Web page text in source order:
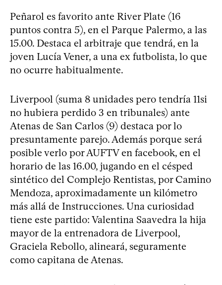
Peñarol es favorito ante River Plate (16
puntos contra 5), en el Parque Palermo, a las
15.00. Destaca el arbitraje que tendrá, en la
joven Lucía Vener, a una ex futbolista, lo que
no ocurre habitualmente.
Liverpool (suma 8 unidades pero tendría 11si
no hubiera perdido 3 en tribunales) ante
Atenas de San Carlos (9) destaca por lo
presuntamente parejo. Además porque será
posible verlo por AUFTV en facebook, en el
horario de las 16.00, jugando en el césped
sintético del Complejo Rentistas, por Camino
Mendoza, aproximadamente un kilómetro
más allá de Instrucciones. Una curiosidad
tiene este partido: Valentina Saavedra la hija
mayor de la entrenadora de Liverpool,
Graciela Rebollo, alineará, seguramente
como capitana de Atenas.